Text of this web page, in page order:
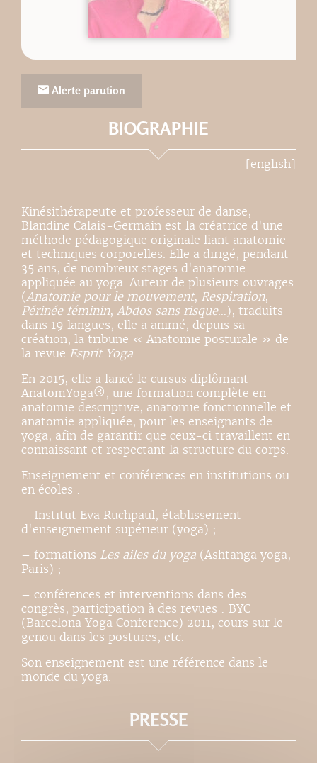
Alerte parution
BIOGRAPHIE
[english]
Kinésithérapeute et professeur de danse,
Blandine Calais-Germain est la créatrice d'une
méthode pédagogique originale liant anatomie
et techniques corporelles. Elle a dirigé, pendant
35 ans, de nombreux stages d'anatomie
appliquée au yoga. Auteur de plusieurs ouvrages
(Anatomie pour le mouvement, Respiration,
Périnée féminin, Abdos sans risque…), traduits
dans 19 langues, elle a animé, depuis sa
création, la tribune « Anatomie posturale » de
la revue Esprit Yoga.
En 2015, elle a lancé le cursus diplômant
AnatomYoga®, une formation complète en
anatomie descriptive, anatomie fonctionnelle et
anatomie appliquée, pour les enseignants de
yoga, afin de garantir que ceux-ci travaillent en
connaissant et respectant la structure du corps.
Enseignement et conférences en institutions ou
en écoles :
– Institut Eva Ruchpaul, établissement
d'enseignement supérieur (yoga) ;
– formations Les ailes du yoga (Ashtanga yoga,
Paris) ;
– conférences et interventions dans des
congrès, participation à des revues : BYC
(Barcelona Yoga Conference) 2011, cours sur le
genou dans les postures, etc.
Son enseignement est une référence dans le
monde du yoga.
PRESSE